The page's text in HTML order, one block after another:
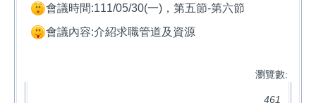
會議時間:111/05/30(一)，第五節-第六節
會議內容:介紹求職管道及資源
瀏覽數:
461